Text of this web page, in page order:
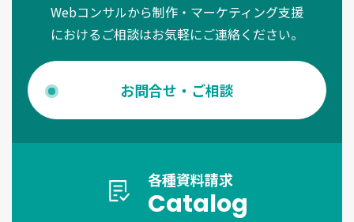
Webコンサルから制作・マーケティング支援
におけるご相談はお気軽にご連絡ください。
お問合せ・ご相談
各種資料請求
Catalog